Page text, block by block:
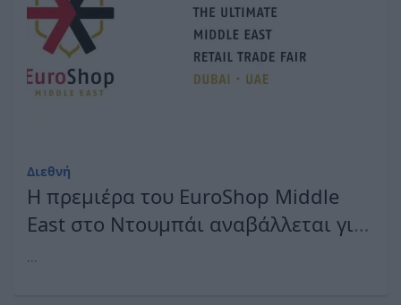
Διεθνή
Η πρεμιέρα του EuroShop Middle
East στο Ντουμπάι αναβάλλεται για
...